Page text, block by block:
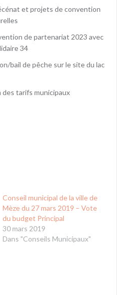
et projets de convention
de partenariat 2023 avec
34
bail de pêche sur le site du lac
des tarifs municipaux
Conseil municipal de la ville de
Mèze du 27 mars 2019 – Vote
du budget Principal
30 mars 2019
Dans "Conseils Municipaux"